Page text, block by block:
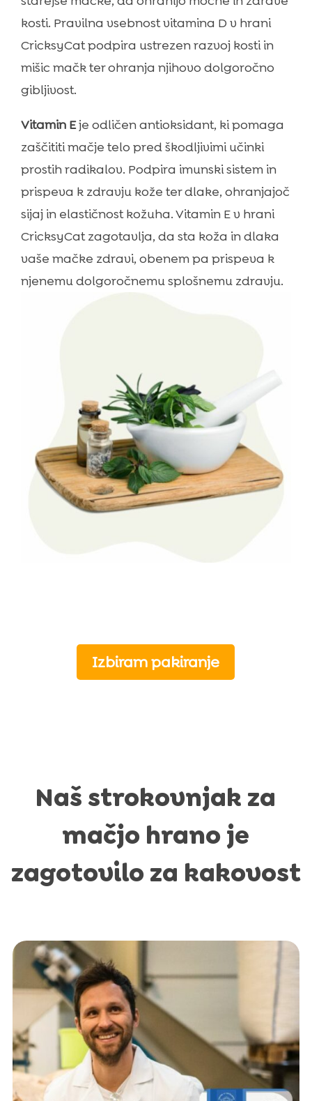
kosti. Pravilna vsebnost vitamina D v hrani
CricksyCat podpira ustrezen razvoj kosti in
mišic mačk ter ohranja njihovo dolgoročno
gibljivost.
Vitamin Eje odličen antioksidant, ki pomaga
zaščititi mačje telo pred škodljivimi učinki
prostih radikalov. Podpira imunski sistem in
prispeva k zdravju kože ter dlake, ohranjajoč
sijaj in elastičnost kožuha. Vitamin E v hrani
CricksyCat zagotavlja, da sta koža in dlaka
vaše mačke zdravi, obenem pa prispeva k
njenemu dolgoročnemu splošnemu zdravju.
Izbiram pakiranje
Naš strokovnjak za
mačjo hrano je
zagotovilo za kakovost